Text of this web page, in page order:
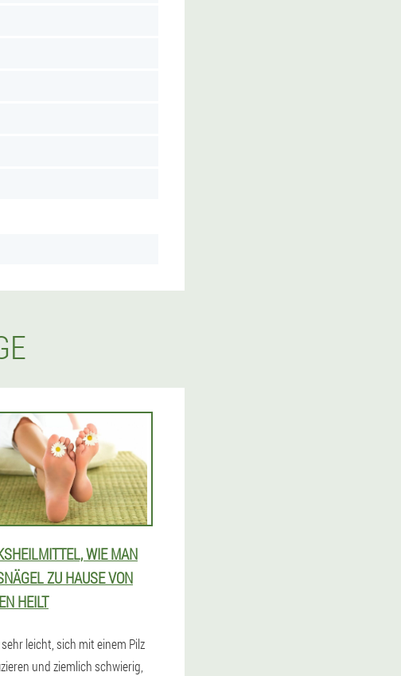
WIE MAN
ZU HAUSE VON P
HEILT
leicht, sich mit einem Pilz
und ziemlich schwierig,